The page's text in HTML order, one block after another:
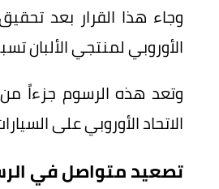
الأوروبي لمنتجي الألبان
وتعد هذه الرسوم جزءاً
الاتحاد الأوروبي على السيارات
تصعيد متواصل في